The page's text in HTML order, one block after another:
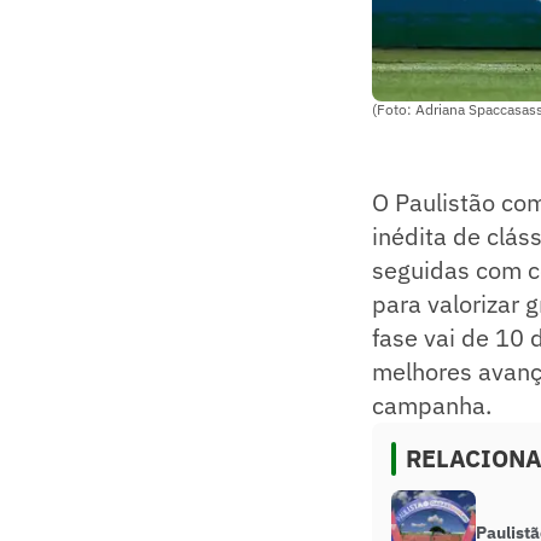
(Foto: Adriana
O Paulistão
inédita de
seguidas com
para valorizar
fase vai de 10
melhores
campanha.